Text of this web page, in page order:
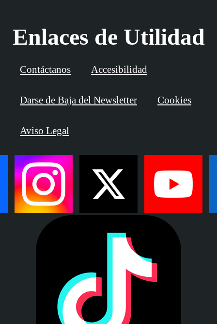
Enlaces de Utilidad
Contáctanos Accesibilidad
Darse de Baja del Newsletter Cookies
Aviso Legal